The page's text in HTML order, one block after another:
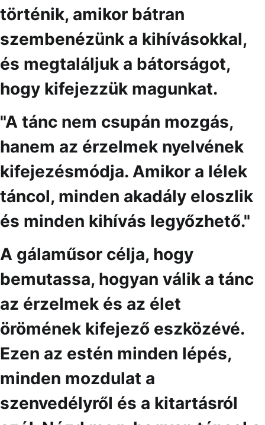
történik, amikor bátran
szembenézünk a kihívásokkal,
és megtaláljuk a bátorságot,
hogy kifejezzük magunkat.
"A tánc nem csupán mozgás,
hanem az érzelmek nyelvének
kifejezésmódja. Amikor a lélek
táncol, minden akadály eloszlik
és minden kihívás legyőzhető."
A gálaműsor célja, hogy
bemutassa, hogyan válik a tánc
az érzelmek és az élet
örömének kifejező eszközévé.
Ezen az estén minden lépés,
minden mozdulat a
szenvedélyről és a kitartásról